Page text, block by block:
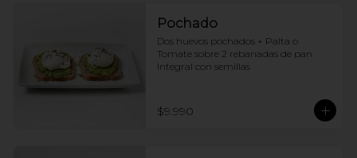
Pochado
Dos huevos pochados + Palta o
Tomate sobre 2 rebanadas de pan
Integral con semillas
$9.990